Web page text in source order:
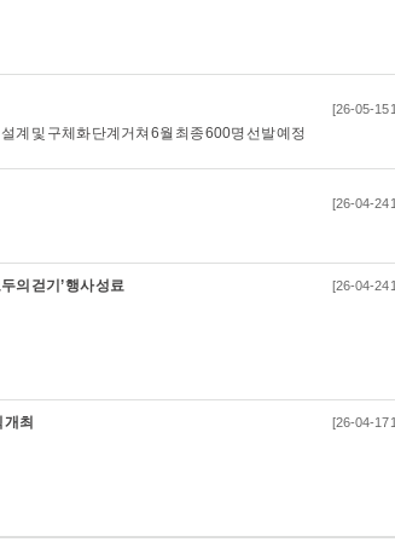
[26-05-15
계 및 구체화 단계 거쳐 6월 최종 600명 선발 예정
[26-04-24
의 걷기’ 행사 성료 [26-04-24
최 [26-04-17